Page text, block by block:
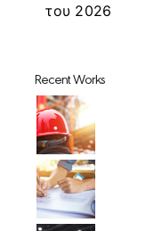
του 2026
Recent Works